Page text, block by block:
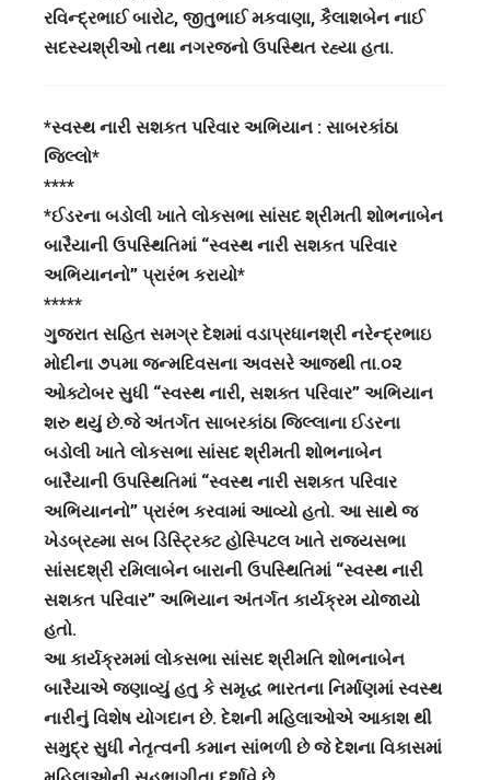
રવિન્દ્રભાઈ બારોટ, જીતુભાઈ મકવાણા, કૈલાશબેન નાઈ
સદસ્યશ્રીઓ તથા નગરજનો ઉપસ્થિત રહ્યા હતા.
*સ્વસ્થ નારી સશકત પરિવાર અભિયાન : સાબરકાંઠા
જિલ્લો*
****
*ઈડરના બડોલી ખાતે લોકસભા સાંસદ શ્રીમતી શોભનાબેન
બારૈયાની ઉપસ્થિતિમાં “સ્વસ્થ નારી સશકત પરિવાર
અભિયાનનો” પ્રારંભ કરાયો*
*****
ગુજરાત સહિત સમગ્ર દેશમાં વડાપ્રધાનશ્રી નરેન્દ્રભાઇ
મોદીના ૭૫મા જન્મદિવસના અવસરે આજથી તા.૦૨
ઓક્ટોબર સુધી “સ્વસ્થ નારી, સશક્ત પરિવાર” અભિયાન
શરુ થયું છે.જે અંતર્ગત સાબરકાંઠા જિલ્લાના ઈડરના
બડોલી ખાતે લોકસભા સાંસદ શ્રીમતી શોભનાબેન
બારૈયાની ઉપસ્થિતિમાં “સ્વસ્થ નારી સશકત પરિવાર
અભિયાનનો” પ્રારંભ કરવામાં આવ્યો હતો. આ સાથે જ
ખેડબ્રહ્મા સબ ડિસ્ટ્રિક્ટ હોસ્પિટલ ખાતે રાજ્યસભા
સાંસદશ્રી રમિલાબેન બારાની ઉપસ્થિતિમાં “સ્વસ્થ નારી
સશકત પરિવાર” અભિયાન અંતર્ગત કાર્યક્રમ યોજાયો
હતો.
આ કાર્યક્રમમાં લોકસભા સાંસદ શ્રીમતિ શોભનાબેન
બારૈયાએ જણાવ્યું હતુ કે સમૃદ્ધ ભારતના નિર્માણમાં સ્વસ્થ
નારીનું વિશેષ યોગદાન છે. દેશની મહિલાઓએ આકાશ થી
સમુદ્ર સુધી નેતૃત્વની કમાન સાંભળી છે જે દેશના વિકાસમાં